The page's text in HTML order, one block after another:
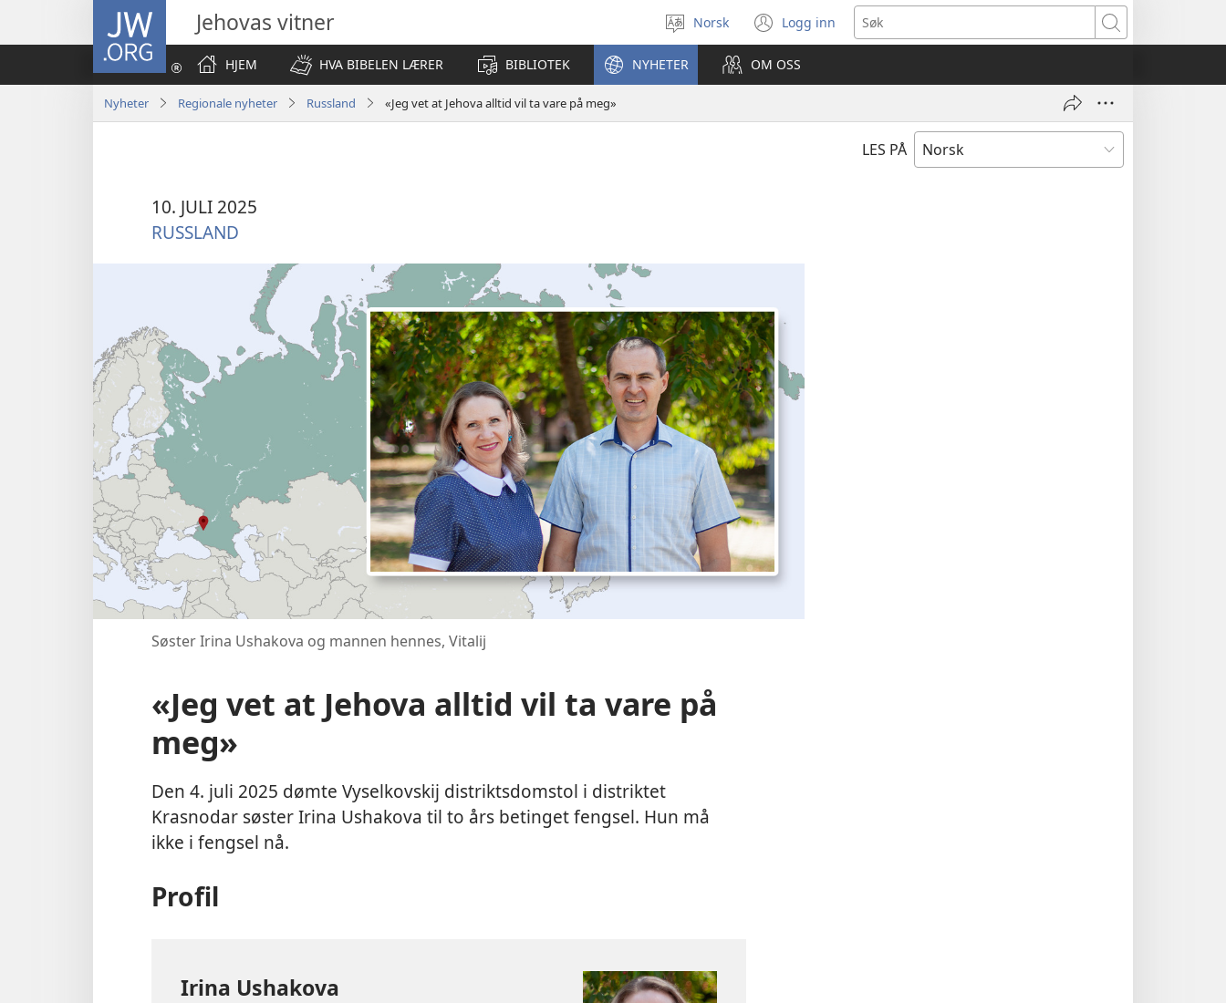
JW.ORG Jehovas vitner
Velg
språk
Norsk Logg inn
(åpner
nytt
vindu)
Søk
HJEM
HVA BIBELEN LÆRER BIBLIOTEK NYHETER OM OSS
Nyheter Regionale nyheter Russland «Jeg vet at Jehova alltid vil ta vare på meg»
LES PÅ
10. JULI 2025
RUSSLAND
Søster Irina Ushakova og mannen hennes, Vitalij
«Jeg vet at Jehova alltid vil ta vare på
meg»
Den 4. juli 2025 dømte Vyselkovskij distriktsdomstol i distriktet
Krasnodar søster Irina Ushakova til to års betinget fengsel. Hun må
ikke i fengsel nå.
Profil
Irina Ushakova